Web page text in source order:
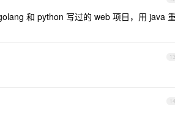
和 python 写过的 web 项目，用 java
13
14